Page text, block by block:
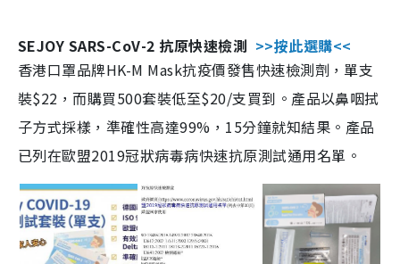
SEJOY SARS-CoV-2 抗原快速檢測 >>按此選購<<
香港口罩品牌HK-M Mask抗疫價發售快速檢測劑，單支
裝$22，而購買500套裝低至$20/支買到。產品以鼻咽拭
子方式採樣，準確性高達99%，15分鐘就知結果。產品
已列在歐盟2019冠狀病毒病快速抗原測試通用名單。